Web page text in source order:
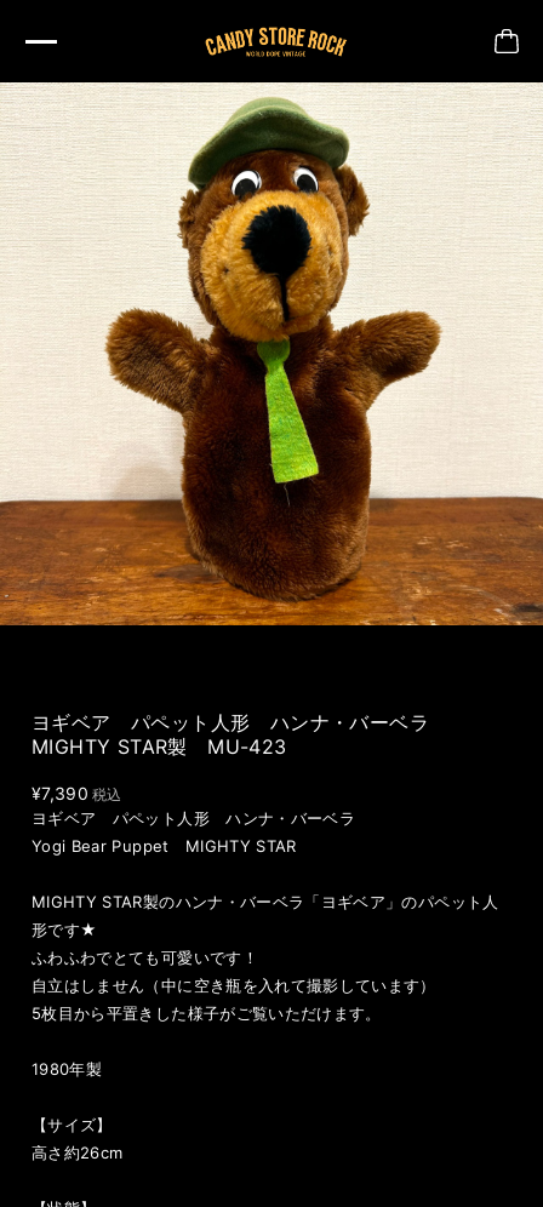
ヨギベア パペット人形 ハンナ・バーベラ
MIGHTY STAR製 MU-423
¥7,390 税込
ヨギベア パペット人形 ハンナ・バーベラ
Yogi Bear Puppet MIGHTY STAR
MIGHTY STAR製のハンナ・バーベラ「ヨギベア」のパペット人
形です★
ふわふわでとても可愛いです！
自立はしません（中に空き瓶を入れて撮影しています）
5枚目から平置きした様子がご覧いただけます。
1980年製
【サイズ】
高さ約26cm